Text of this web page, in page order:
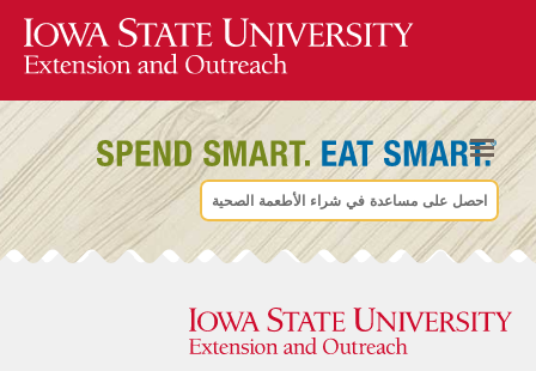
احصل على مساعدة في شراء الأطعمة الصحية